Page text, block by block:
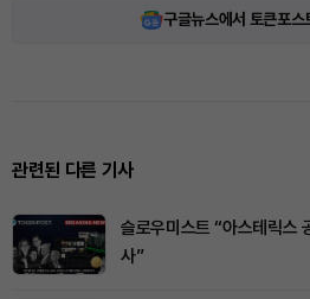
구글뉴스에서 토큰포스
관련된 다른 기사
슬로우미스트 “아스테릭스
사”